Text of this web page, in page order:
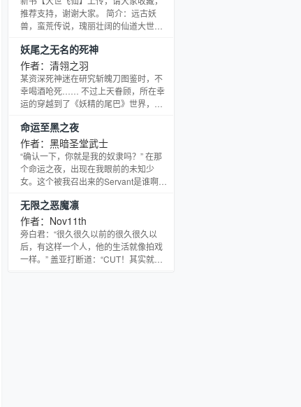
呢，原来自己的老妈是妖怪中的妖怪，
被尊为妖怪之王的存在啊！那么，自己
妖王那么简单的话就没戏看了）？说不
定还可以建立一个庞大的后
推荐支持，谢谢大家。 简介：远古妖
兽，蛮荒传说，瑰丽壮阔的仙道大世界
惊艳出世，无数的无上佛陀，盖世金刚
行走八方，更有无数的圣斗士，神秘法
师，赶尸人，养蛊者浮沉隐现，这个世
界终将要百花齐放，竞相争艳，谁将成
为大世中的唯一真神。
妖尾之无名的死神
作者：清翎之羽
某资深死神迷在研究斩魄刀图鉴时，不
幸喝酒呛死…… 不过上天眷顾，所在幸
运的穿越到了《妖精的尾巴》世界，重
体中！ 与艾尔撒相似的换装魔法！不过
与艾尔撒的“骑士”所不同的是，他进行换
装的武器——竟然全都是死神中的斩魄
刀！！ 你说，他能在这妖尾的世界中牛
X起来么？ “不牛X不行啊……”某宅厚颜
魄刀吧？” 书群『伴奏』：36367163
命运至黑之夜
作者：黑暗圣堂武士
“确认一下，你就是我的奴隶吗？” 在那
个命运之夜，出现在我眼前的未知少
女。这个被我召出来的Servant是谁啊？
——英灵啊，希望你有一份不悔的爱
情！ 吾名，写作“卫宫士郎”读作“废物”。
在最后一战，无能的我迎来了大家全部
死去的结局。仅仅所剩下的那么一点点
的灵魂残渣得到了重回二十日前的机
无限之恶魔凛
作者：Nov11th
旁白君：“很久很久以前的很久很久以
后，有这样一个人，他的生活就像拍戏
一样。” 盖亚打断道：“CUT！其实就是